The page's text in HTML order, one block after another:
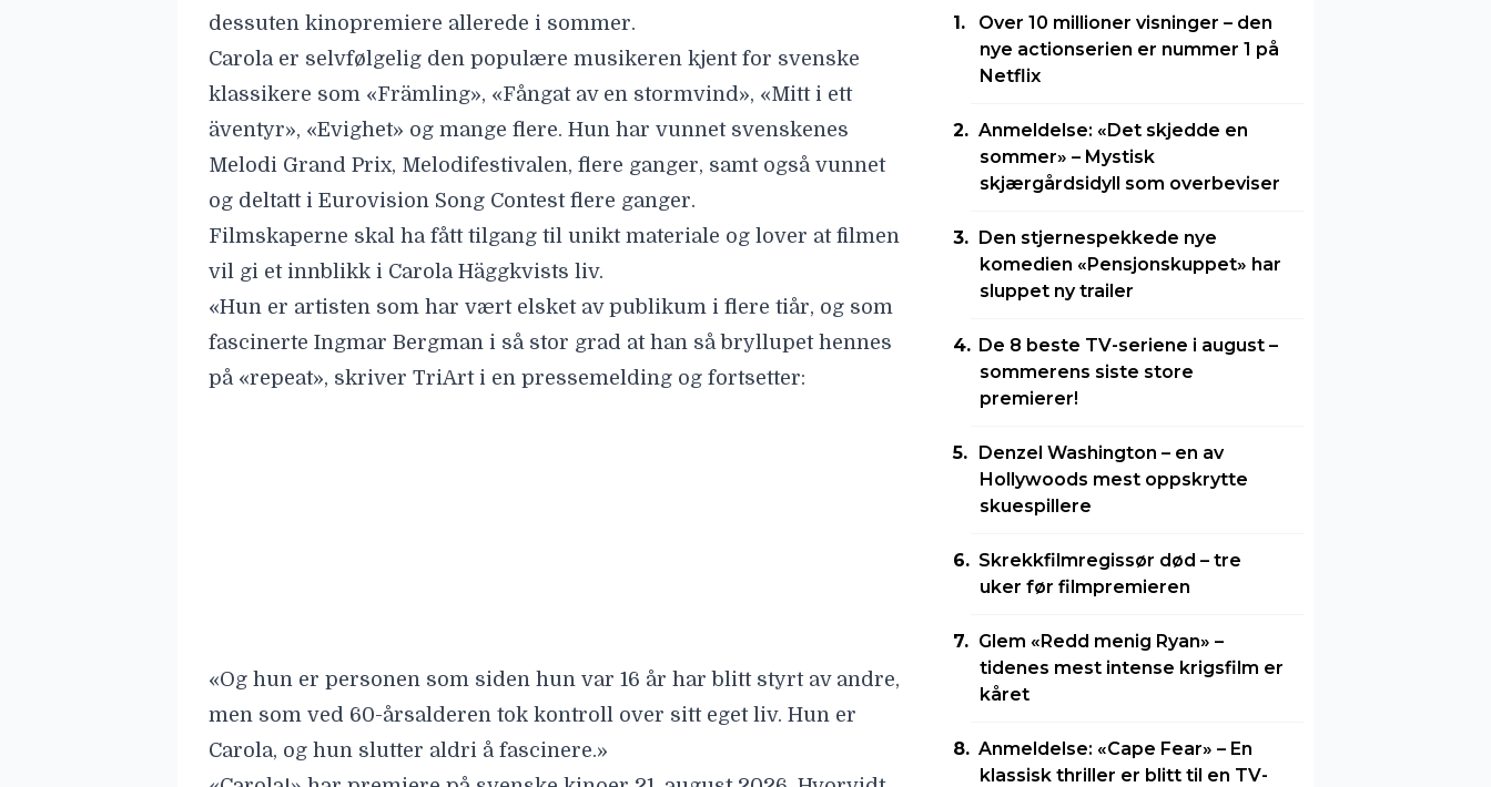
dessuten kinopremiere allerede i sommer.
Carola er selvfølgelig den populære musikeren kjent for svenske
klassikere som «Främling», «Fångat av en stormvind», «Mitt i ett
äventyr», «Evighet» og mange flere. Hun har vunnet svenskenes
Melodi Grand Prix, Melodifestivalen, flere ganger, samt også vunnet
og deltatt i Eurovision Song Contest flere ganger.
Filmskaperne skal ha fått tilgang til unikt materiale og lover at filmen
vil gi et innblikk i Carola Häggkvists liv.
«Hun er artisten som har vært elsket av publikum i flere tiår, og som
fascinerte Ingmar Bergman i så stor grad at han så bryllupet hennes
på «repeat», skriver TriArt i en pressemelding og fortsetter:
Over 10 millioner visninger – den
nye actionserien er nummer 1 på
Netflix
Anmeldelse: «Det skjedde en
sommer» – Mystisk
skjærgårdsidyll som overbeviser
Den stjernespekkede nye
komedien «Pensjonskuppet» har
sluppet ny trailer
De 8 beste TV-seriene i august –
sommerens siste store
premierer!
Denzel Washington – en av
Hollywoods mest oppskrytte
skuespillere
Skrekkfilmregissør død – tre
uker før filmpremieren
Glem «Redd menig Ryan» –
tidenes mest intense krigsfilm er
kåret
Anmeldelse: «Cape Fear» – En
klassisk thriller er blitt til en TV-